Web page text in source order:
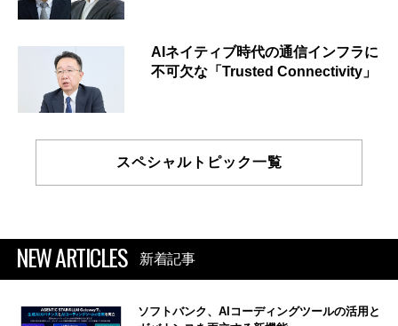
AIネイティブ時代の通信インフラに
不可欠な「Trusted Connectivity」
スペシャルトピック一覧
NEW ARTICLES 新着記事
ソフトバンク、AIコーディングツールの活用と